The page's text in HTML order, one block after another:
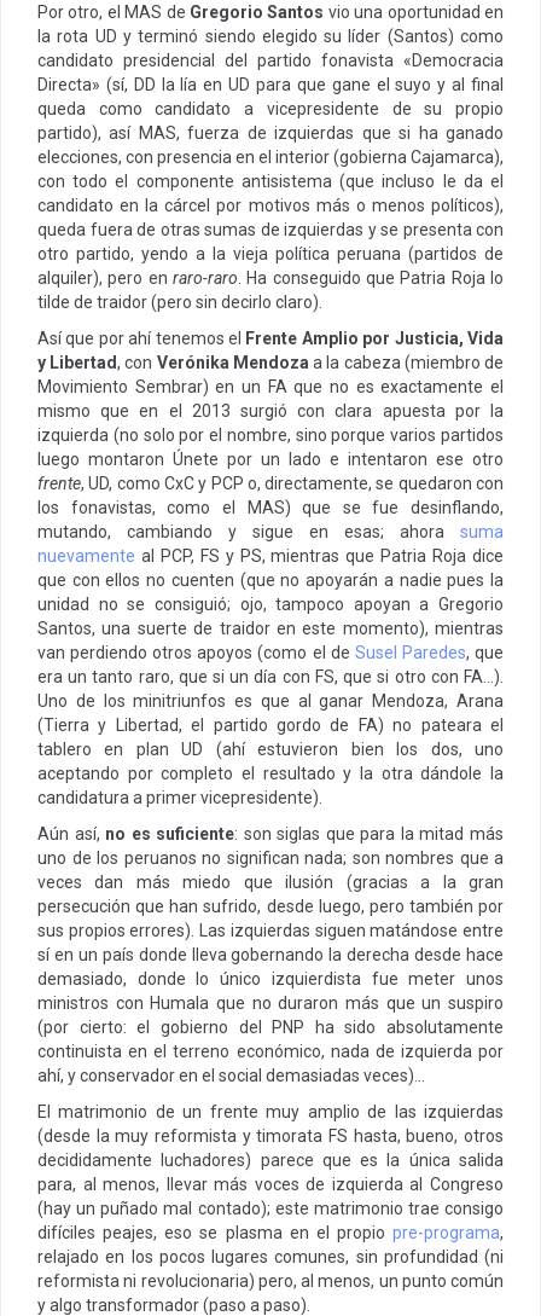
Por otro, el MAS de Gregorio Santos vio una oportunidad en
la rota UD y terminó siendo elegido su líder (Santos) como
candidato presidencial del partido fonavista «Democracia
Directa» (sí, DD la lía en UD para que gane el suyo y al final
queda como candidato a vicepresidente de su propio
partido), así MAS, fuerza de izquierdas que si ha ganado
elecciones, con presencia en el interior (gobierna Cajamarca),
con todo el componente antisistema (que incluso le da el
candidato en la cárcel por motivos más o menos políticos),
queda fuera de otras sumas de izquierdas y se presenta con
otro partido, yendo a la vieja política peruana (partidos de
alquiler), pero en raro-raro . Ha conseguido que Patria Roja lo
tilde de traidor (pero sin decirlo claro).
Así que por ahí tenemos el
Frente Amplio por Justicia, Vida
y Libertad, con Verónika Mendoza a la cabeza (miembro de
Movimiento Sembrar) en un FA que no es exactamente el
mismo que en el 2013 surgió con clara apuesta por la
izquierda (no solo por el nombre, sino porque varios partidos
luego montaron Únete por un lado e intentaron ese otro
frente, UD, como CxC y PCP o, directamente, se quedaron con
los fonavistas, como el MAS) que se fue desinflando,
mutando, cambiando y sigue en esas; ahora suma
nuevamente al PCP, FS y PS, mientras que Patria Roja dice
que con ellos no cuenten (que no apoyarán a nadie pues la
unidad no se consiguió; ojo, tampoco apoyan a Gregorio
Santos, una suerte de traidor en este momento), mientras
van perdiendo otros apoyos (como el de Susel Paredes, que
era un tanto raro, que si un día con FS, que si otro con FA…).
Uno de los minitriunfos es que al ganar Mendoza, Arana
(Tierra y Libertad, el partido gordo de FA) no pateara el
tablero en plan UD (ahí estuvieron bien los dos, uno
aceptando por completo el resultado y la otra dándole la
candidatura a primer vicepresidente).
Aún así, no es suficiente: son siglas que para la mitad más
uno de los peruanos no significan nada; son nombres que a
veces dan más miedo que ilusión (gracias a la gran
persecución que han sufrido, desde luego, pero también por
sus propios errores). Las izquierdas siguen matándose entre
sí en un país donde lleva gobernando la derecha desde hace
demasiado, donde lo único izquierdista fue meter unos
ministros con Humala que no duraron más que un suspiro
(por cierto: el gobierno del PNP ha sido absolutamente
continuista en el terreno económico, nada de izquierda por
ahí, y conservador en el social demasiadas veces)…
El matrimonio de un frente muy amplio de las izquierdas
(desde la muy reformista y timorata FS hasta, bueno, otros
decididamente luchadores) parece que es la única salida
para, al menos, llevar más voces de izquierda al Congreso
(hay un puñado mal contado); este matrimonio trae consigo
difíciles peajes, eso se plasma en el propio pre-programa,
relajado en los pocos lugares comunes, sin profundidad (ni
reformista ni revolucionaria) pero, al menos, un punto común
y algo transformador (paso a paso).